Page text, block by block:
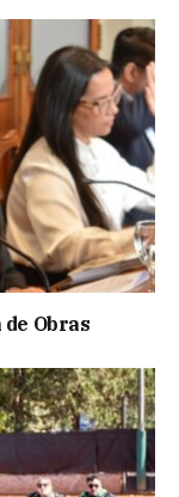
Obras